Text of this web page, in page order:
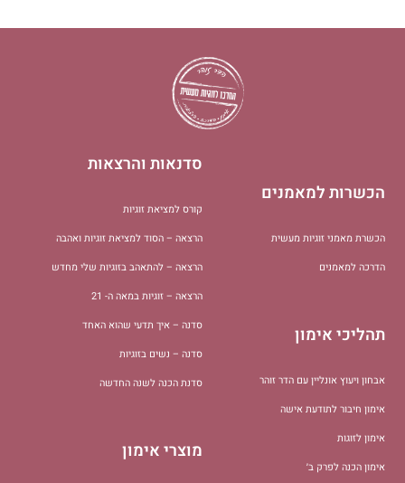
הכשרות למאמנים
הכשרת מאמני זוגיות מעשית
הדרכה למאמנים
תהליכי אימון
אבחון ויעוץ אונליין עם הדר זוהר
אימון חיבור לתודעת אישה
אימון לזוגות
אימון הכנה לפרק ב׳
סדנאות והרצאות
קורס למציאת זוגיות
הרצאה – הסוד למציאת זוגיות ואהבה
הרצאה – להתאהב בזוגיות שלי מחדש
הרצאה – זוגיות במאה ה- 21
סדנה – איך תדעי שהוא האחד
סדנה – נשים בזוגיות
סדנת הכנה לשנה החדשה
מוצרי אימון